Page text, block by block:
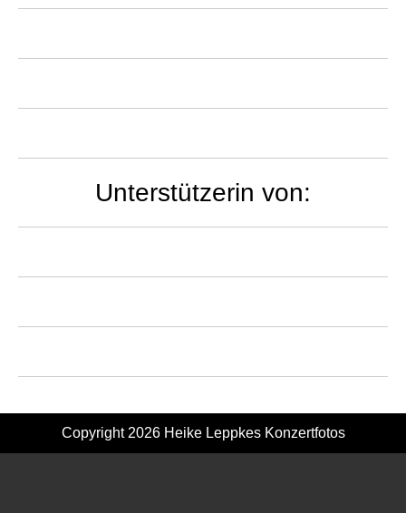
Unterstützerin von:
Copyright 2026 Heike Leppkes Konzertfotos